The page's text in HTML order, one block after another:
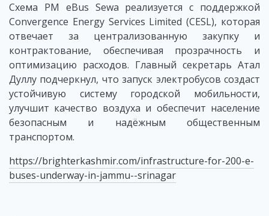
Схема PM eBus Sewa реализуется с поддержкой
Convergence Energy Services Limited (CESL), которая
отвечает за централизованную закупку и
контрактование, обеспечивая прозрачность и
оптимизацию расходов. Главный секретарь Атал
Дуллу подчеркнул, что запуск электробусов создаст
устойчивую систему городской мобильности,
улучшит качество воздуха и обеспечит население
безопасным и надёжным общественным
транспортом.
https://brighterkashmir.com/infrastructure-for-200-e-
buses-underway-in-jammu--srinagar